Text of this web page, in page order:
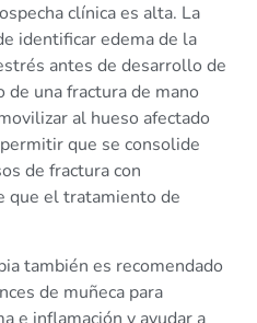
clínica es alta. La
identificar edema de la
antes de desarrollo de
una fractura de mano
al hueso afectado
que se consolide
de fractura con
que el tratamiento de
también es recomendado
de muñeca para
e inflamación y ayudar a